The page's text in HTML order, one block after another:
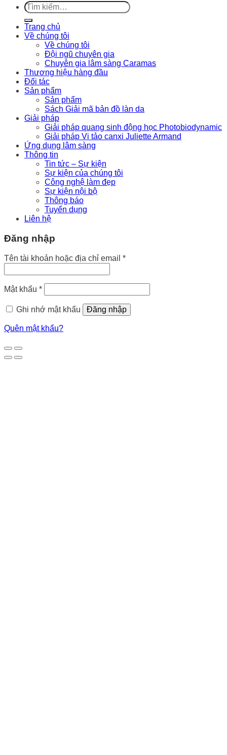
Tìm
kiếm:
Trang chủ
Về chúng tôi
Về chúng tôi
Đội ngũ chuyên gia
Chuyên gia lâm sàng Caramas
Thương hiệu hàng đầu
Đối tác
Sản phẩm
Sản phẩm
Sách Giải mã bản đồ làn da
Giải pháp
Giải pháp quang sinh động học Photobiodynamic
Giải pháp Vi tảo canxi Juliette Armand
Ứng dụng lâm sàng
Thông tin
Tin tức – Sự kiện
Sự kiện của chúng tôi
Công nghệ làm đẹp
Sự kiện nội bộ
Thông báo
Tuyển dụng
Liên hệ
Đăng nhập
Tên tài khoản hoặc địa chỉ email *Bắt
Mật khẩu *Bắt
buộc
Ghi nhớ mật khẩu
Đăng nhập
Quên mật khẩu?